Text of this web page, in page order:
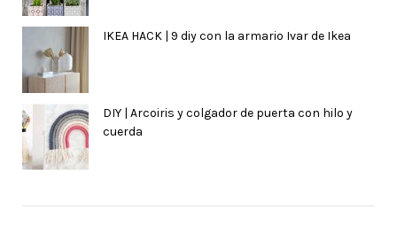
IKEA HACK | 9 diy con la armario Ivar de Ikea
DIY | Arcoiris y colgador de puerta con hilo y
cuerda